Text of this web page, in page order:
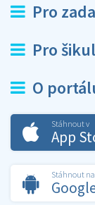
Pro
Pro
O
Stáhnout v
App
Stáhnout na